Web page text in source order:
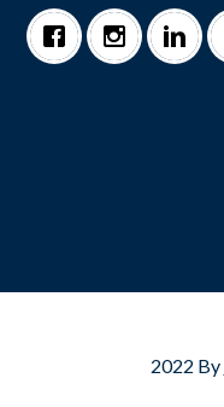
2022 By